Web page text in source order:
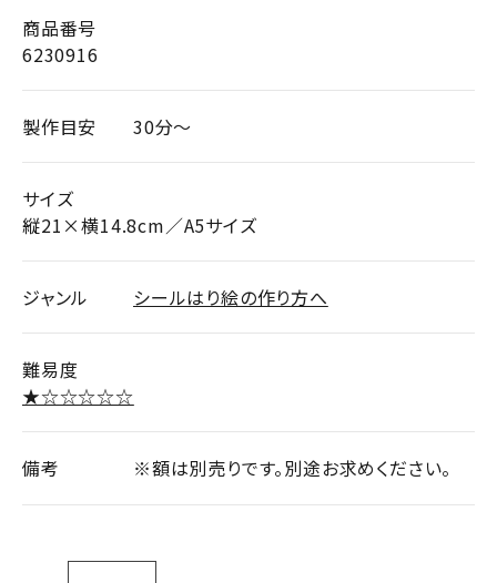
商品番号
6230916
製作目安 30分～
サイズ
縦21×横14.8cm／A5サイズ
ジャンル シールはり絵の作り方へ
難易度
★☆☆☆☆☆
備考 ※額は別売りです。別途お求めください。